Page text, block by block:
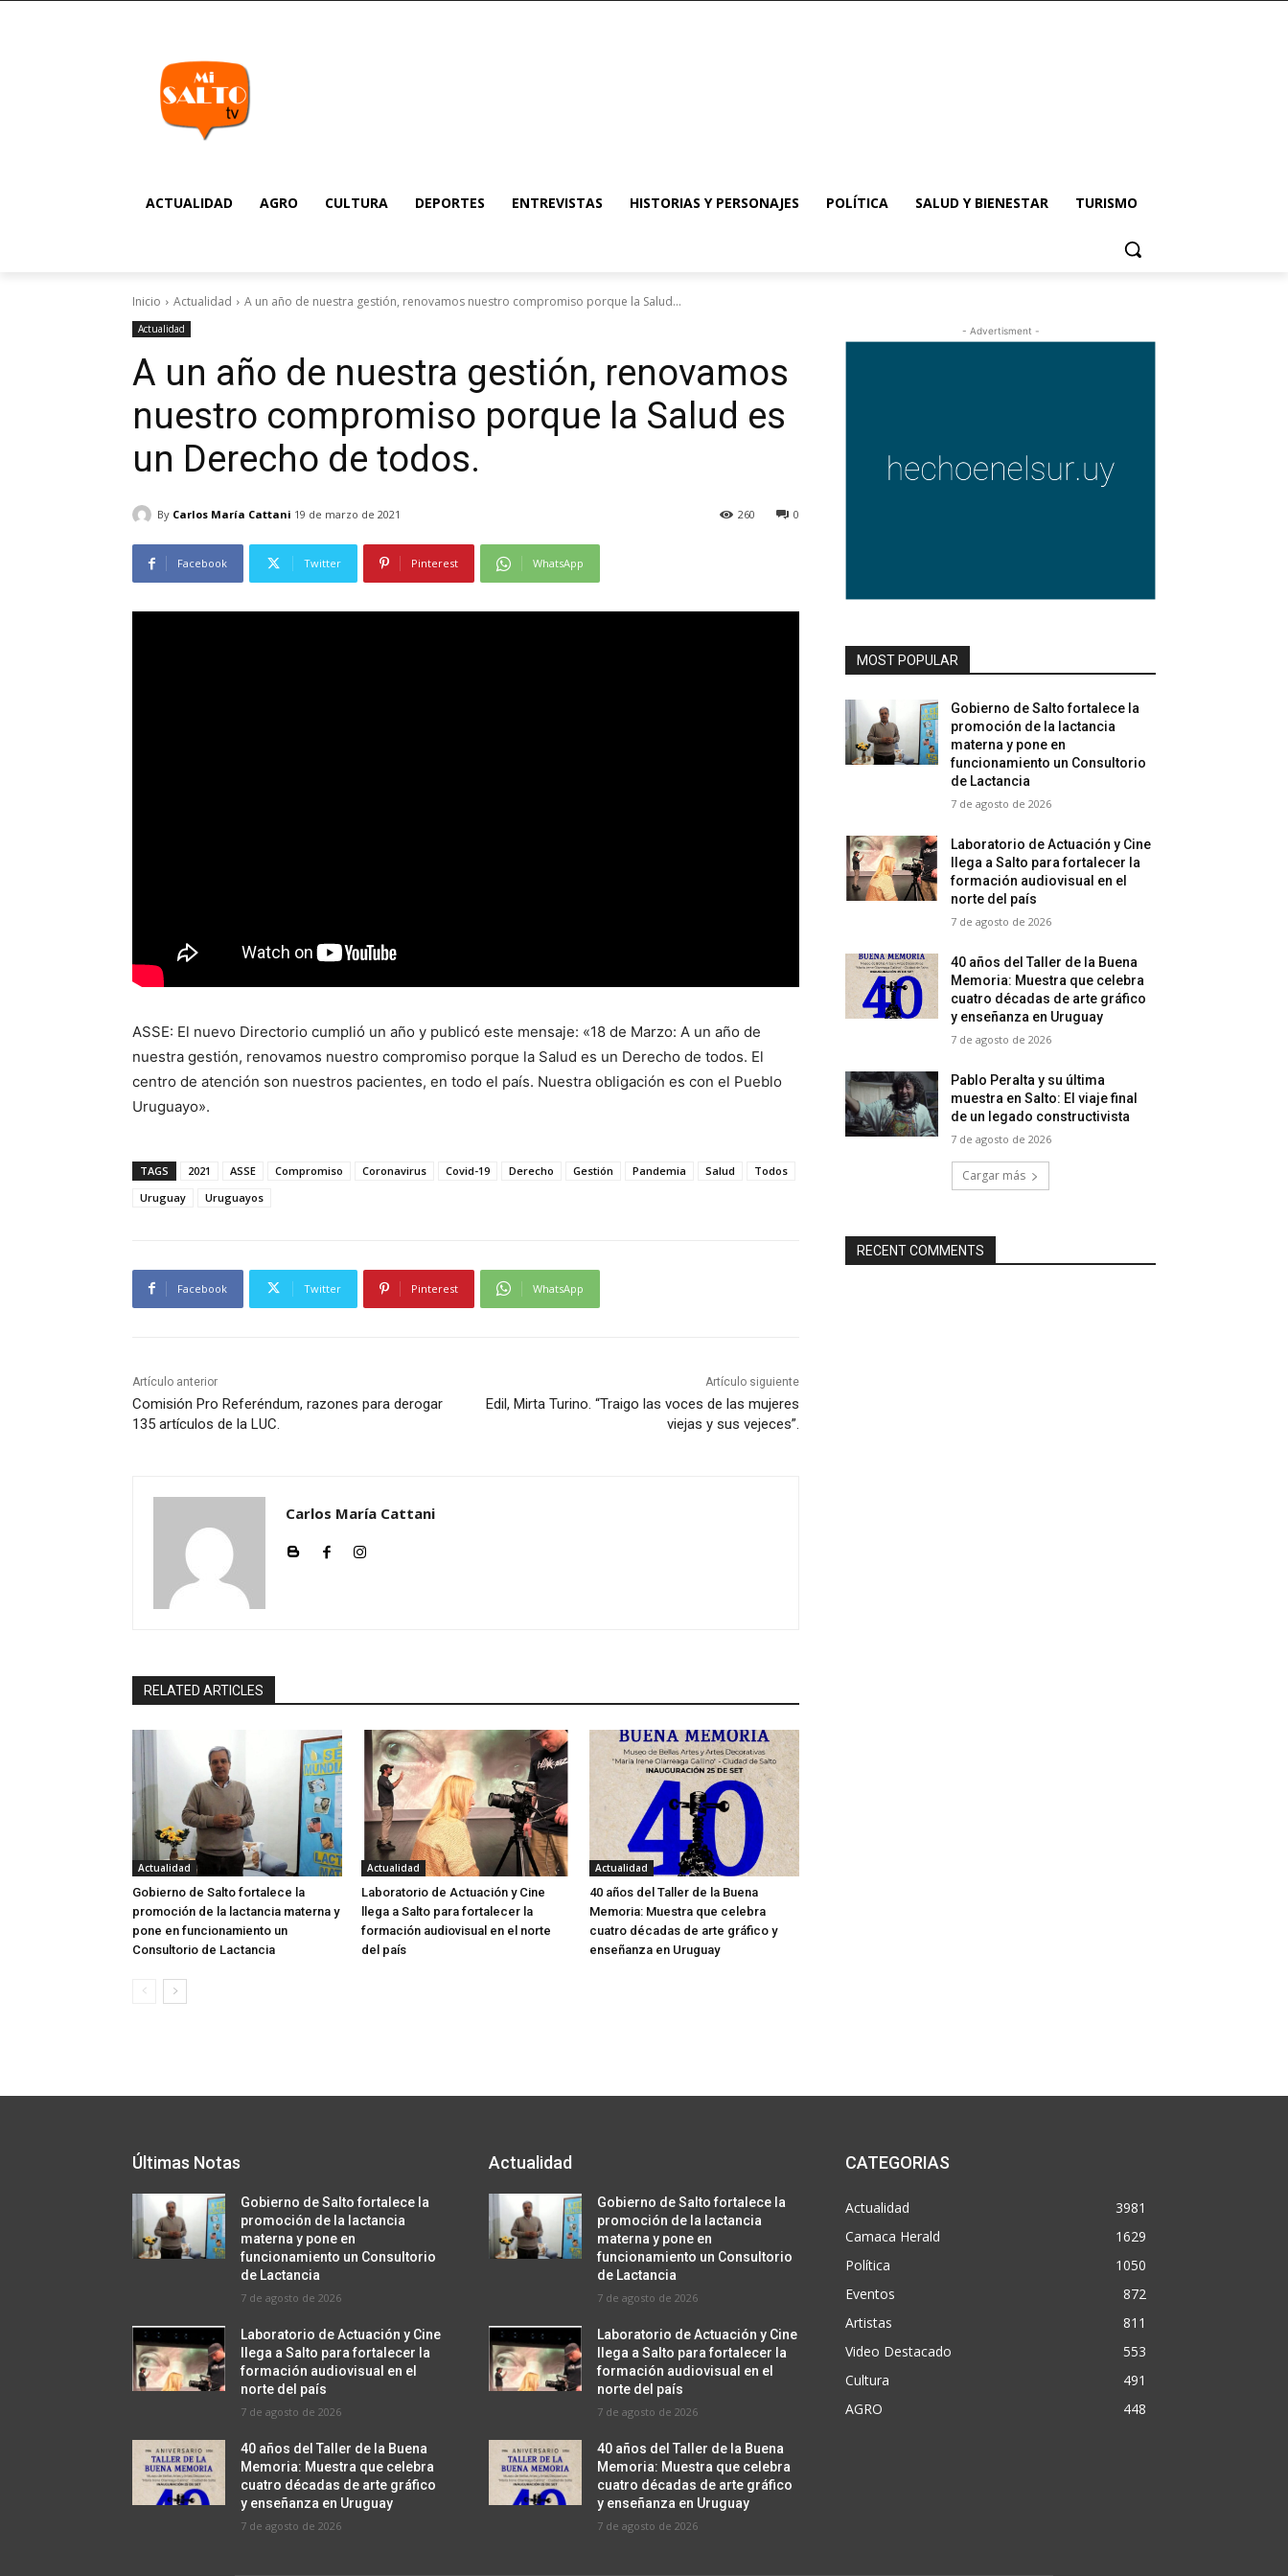
ACTUALIDAD AGRO CULTURA DEPORTES ENTREVISTAS HISTORIAS Y PERSONAJES POLÍTICA SALUD Y BIENESTAR TURISMO
Inicio Actualidad A un año de nuestra gestión, renovamos nuestro compromiso porque la Salud...
Actualidad
A un año de nuestra gestión, renovamos
nuestro compromiso porque la Salud es
un Derecho de todos.
By Carlos María Cattani 19 de marzo de 2021 0
260
Facebook Twitter Pinterest WhatsApp
ASSE: El nuevo Directorio cumplió un año y publicó este mensaje: «18 de Marzo: A un año de
nuestra gestión, renovamos nuestro compromiso porque la Salud es un Derecho de todos. El
centro de atención son nuestros pacientes, en todo el país. Nuestra obligación es con el Pueblo
Uruguayo».
TAGS 2021 ASSE Compromiso Coronavirus Covid-19 Derecho Gestión Pandemia Salud
Todos
Uruguay
Uruguayos
Facebook Twitter Pinterest WhatsApp
Artículo anterior
Comisión Pro Referéndum, razones para derogar
135 artículos de la LUC.
Artículo siguiente
Edil, Mirta Turino. “Traigo las voces de las mujeres
viejas y sus vejeces”.
Carlos María Cattani
RELATED ARTICLES
Actualidad
Gobierno de Salto fortalece la
promoción de la lactancia materna y
pone en funcionamiento un
Consultorio de Lactancia
Actualidad
Laboratorio de Actuación y Cine
llega a Salto para fortalecer la
formación audiovisual en el norte
del país
Actualidad
40 años del Taller de la Buena
Memoria: Muestra que celebra
cuatro décadas de arte gráfico y
enseñanza en Uruguay
- Advertisment -
MOST POPULAR
Gobierno de Salto fortalece la
promoción de la lactancia
materna y pone en
funcionamiento un Consultorio
de Lactancia
7 de agosto de 2026
Laboratorio de Actuación y Cine
llega a Salto para fortalecer la
formación audiovisual en el
norte del país
7 de agosto de 2026
40 años del Taller de la Buena
Memoria: Muestra que celebra
cuatro décadas de arte gráfico
y enseñanza en Uruguay
7 de agosto de 2026
Pablo Peralta y su última
muestra en Salto: El viaje final
de un legado constructivista
7 de agosto de 2026
Cargar más
RECENT COMMENTS
Últimas Notas
Gobierno de Salto fortalece la
promoción de la lactancia
materna y pone en
funcionamiento un Consultorio
de Lactancia
7 de agosto de 2026
Laboratorio de Actuación y Cine
llega a Salto para fortalecer la
formación audiovisual en el
norte del país
7 de agosto de 2026
40 años del Taller de la Buena
Memoria: Muestra que celebra
cuatro décadas de arte gráfico
y enseñanza en Uruguay
7 de agosto de 2026
Actualidad
Gobierno de Salto fortalece la
promoción de la lactancia
materna y pone en
funcionamiento un Consultorio
de Lactancia
7 de agosto de 2026
Laboratorio de Actuación y Cine
llega a Salto para fortalecer la
formación audiovisual en el
norte del país
7 de agosto de 2026
40 años del Taller de la Buena
Memoria: Muestra que celebra
cuatro décadas de arte gráfico
y enseñanza en Uruguay
7 de agosto de 2026
CATEGORIAS
Actualidad
3981
Camaca Herald
1629
Política
1050
Eventos
872
Artistas
811
Video Destacado
553
Cultura
491
AGRO
448